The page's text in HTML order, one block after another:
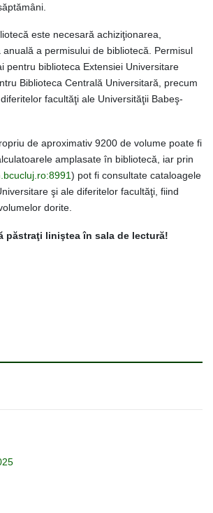
este necesară achiziţionarea,
a permisului de bibliotecă. Permisul
pentru biblioteca Extensiei Universitare
Biblioteca Centrală Universitară, precum
facultăţi ale Universităţii Babeş-
de aproximativ 9200 de volume poate fi
amplasate în bibliotecă, iar prin
) pot fi consultate cataloagele
şi ale diferitelor facultăţi, fiind
dorite.
păstraţi liniştea în sala de lectură!